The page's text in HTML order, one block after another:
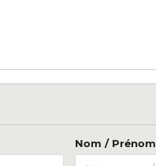
Nom / Prénom